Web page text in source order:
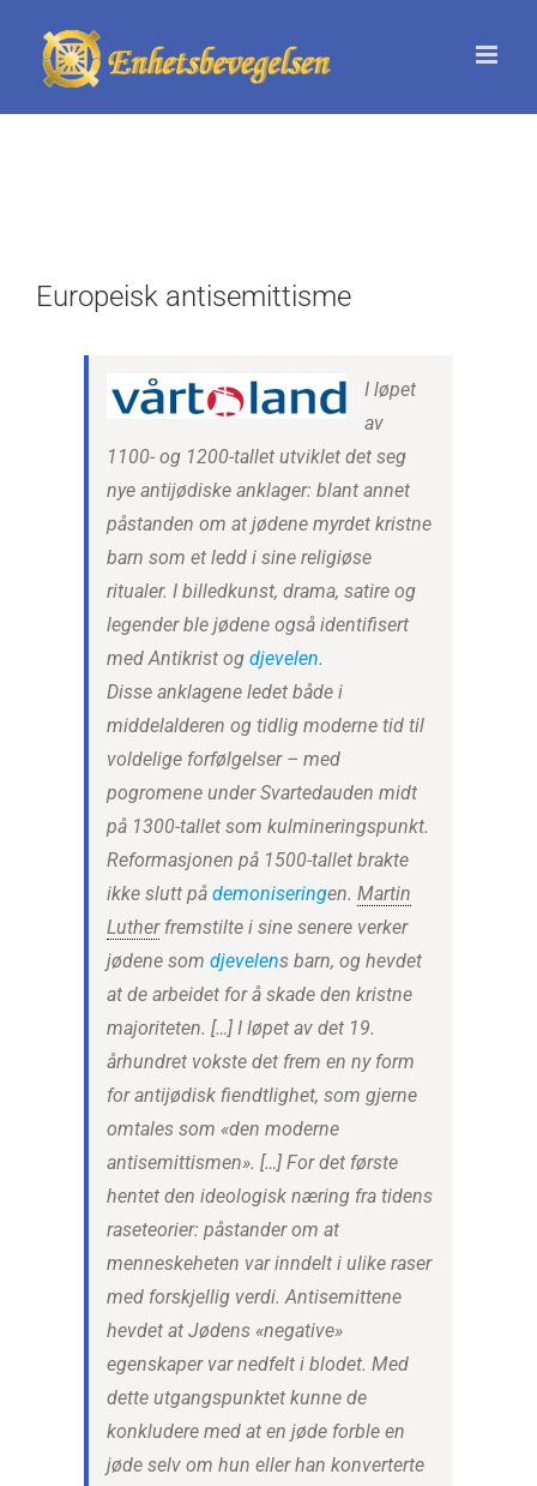
content
Europeisk antisemittisme
I løpet
av
1100- og 1200-tallet utviklet det seg
nye antijødiske anklager: blant annet
påstanden om at jødene myrdet kristne
barn som et ledd i sine religiøse
ritualer. I billedkunst, drama, satire og
legender ble jødene også identifisert
med Antikrist og djevelen.
Disse anklagene ledet både i
middelalderen og tidlig moderne tid til
voldelige forfølgelser – med
pogromene under Svartedauden midt
på 1300-tallet som kulmineringspunkt.
Reformasjonen på 1500-tallet brakte
ikke slutt på demoniseringen. Martin
Lutherfremstilte i sine senere verker
jødene som djevelens barn, og hevdet
at de arbeidet for å skade den kristne
majoriteten. […] I løpet av det 19.
århundret vokste det frem en ny form
for antijødisk fiendtlighet, som gjerne
omtales som «den moderne
antisemittismen». […] For det første
hentet den ideologisk næring fra tidens
raseteorier: påstander om at
menneskeheten var inndelt i ulike raser
med forskjellig verdi. Antisemittene
hevdet at Jødens «negative»
egenskaper var nedfelt i blodet. Med
dette utgangspunktet kunne de
konkludere med at en jøde forble en
jøde selv om hun eller han konverterte